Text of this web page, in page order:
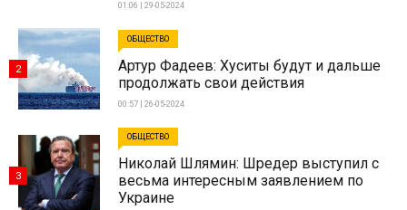
01:06 | 29-05-2024
ОБЩЕСТВО
Артур Фадеев: Хуситы будут и дальше
продолжать свои действия
00:57 | 26-05-2024
2
ОБЩЕСТВО
Николай Шлямин: Шредер выступил с
весьма интересным заявлением по
Украине
3